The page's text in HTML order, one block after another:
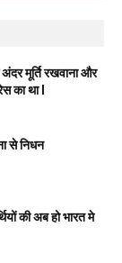
मूर्ति रखवाना और
का था l
से निधन
की अब हो भारत मे